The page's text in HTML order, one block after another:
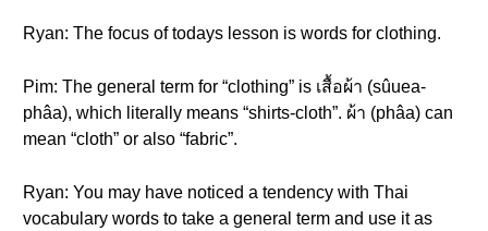
Ryan: The focus of todays lesson is words for clothing.
Pim: The general term for “clothing” is เสื้อผ้า (sûuea-
phâa), which literally means “shirts-cloth”. ผ้า (phâa) can
mean “cloth” or also “fabric”.
Ryan: You may have noticed a tendency with Thai
vocabulary words to take a general term and use it as